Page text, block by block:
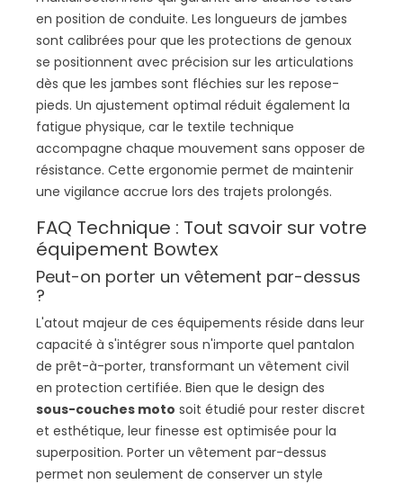
en position de conduite. Les longueurs de jambes
sont calibrées pour que les protections de genoux
se positionnent avec précision sur les articulations
dès que les jambes sont fléchies sur les repose-
pieds. Un ajustement optimal réduit également la
fatigue physique, car le textile technique
accompagne chaque mouvement sans opposer de
résistance. Cette ergonomie permet de maintenir
une vigilance accrue lors des trajets prolongés.
FAQ Technique : Tout savoir sur votre
équipement Bowtex
Peut-on porter un vêtement par-dessus
?
L'atout majeur de ces équipements réside dans leur
capacité à s'intégrer sous n'importe quel pantalon
de prêt-à-porter, transformant un vêtement civil
en protection certifiée. Bien que le design des
sous-couches moto soit étudié pour rester discret
et esthétique, leur finesse est optimisée pour la
superposition. Porter un vêtement par-dessus
permet non seulement de conserver un style